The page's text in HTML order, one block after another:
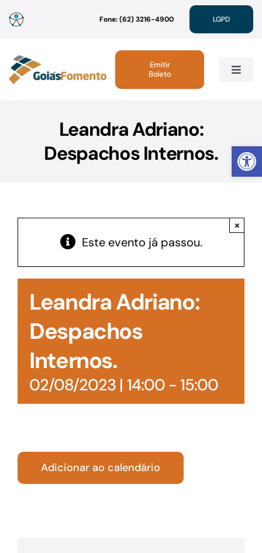
Abrir
para
conteúdo
Fone: (62) 3216-4900 LGPD
Toggle
Linhas de Crédito
Acesso à Informação
Emitir
Boleto
Leandra Adriano:
Despachos Internos.
Este evento já passou.
×
Leandra Adriano:
Despachos
Internos.
02/08/2023 | 14:00- 15:00
Adicionar ao calendário